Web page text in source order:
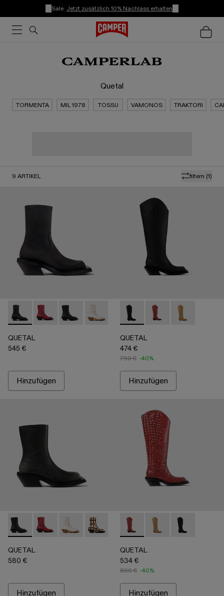
Sale: Jetzt zusätzlich 10% Nachlass erhalten
Quetal
TORMENTA MIL 1978 TOSSU VAMONOS TRAKTORI
filtern (1)
9 ARTIKEL
QUETAL - A700021-001 - Schwarzer Stiefel aus Nubukleder
QUETAL - A700021-008 - Red
QUETAL - A700021-007 - Multicolor
QUETAL - A700021-004 - Weißer
QUETAL - A700021-003 -
QUETAL - A700021-
QUETAL
545 €
Hinzufügen
QUETAL - A700027-003 -
QUETAL -QUETAL -
QUETAL
474 €
790 € -40%
Hinzufügen
QUETAL - A700021-007 - Multicolor
QUETAL - A700021-008 - Red
QUETAL - A700021-004 - Weißer
QUETAL - A700021-003 -
QUETAL - A700021-002 -
QUETAL - A700021-
QUETAL
580 €
Hinzufügen
QUETAL - A700027-005 -
QUETAL -QUETAL -
QUETAL
534 €
890 € -40%
Hinzufügen